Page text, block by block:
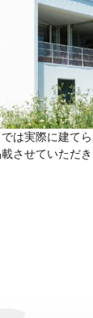
は実際に建て
させていただ